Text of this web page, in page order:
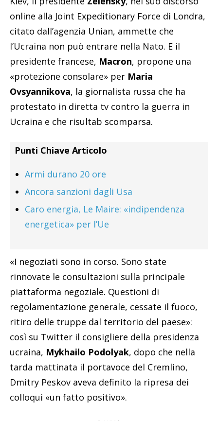
online alla Joint Expeditionary Force di Londra,
citato dall’agenzia Unian, ammette che
l’Ucraina non può entrare nella Nato. E il
presidente francese, Macron, propone una
«protezione consolare» per Maria
Ovsyannikova, la giornalista russa che ha
protestato in diretta tv contro la guerra in
Ucraina e che risultab scomparsa.
Punti Chiave Articolo
Armi durano 20 ore
Ancora sanzioni dagli Usa
Caro energia, Le Maire: «indipendenza
energetica» per l’Ue
«I negoziati sono in corso. Sono state
rinnovate le consultazioni sulla principale
piattaforma negoziale. Questioni di
regolamentazione generale, cessate il fuoco,
ritiro delle truppe dal territorio del paese»:
così su Twitter il consigliere della presidenza
ucraina, Mykhailo Podolyak, dopo che nella
tarda mattinata il portavoce del Cremlino,
Dmitry Peskov aveva definito la ripresa dei
colloqui «un fatto positivo».